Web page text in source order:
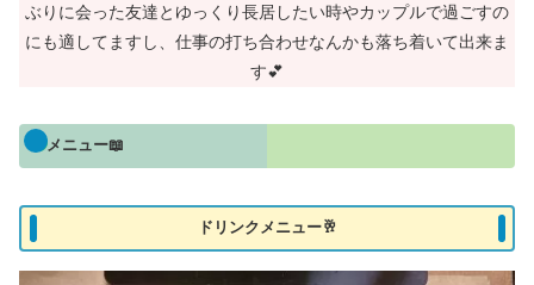
ぶりに会った友達とゆっくり長居したい時やカップルで過ごすの
にも適してますし、仕事の打ち合わせなんかも落ち着いて出来ま
す💕
メニュー📖
ドリンクメニュー🥂